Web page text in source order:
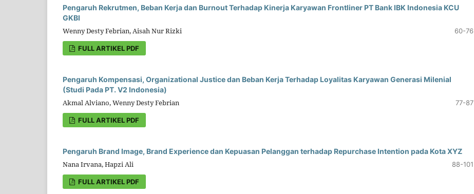
Pengaruh Rekrutmen, Beban Kerja dan Burnout Terhadap Kinerja Karyawan Frontliner PT Bank IBK Indonesia KCU
GKBI
Wenny Desty Febrian, Aisah Nur Rizki 60-76
FULL ARTIKEL PDF
Pengaruh Kompensasi, Organizational Justice dan Beban Kerja Terhadap Loyalitas Karyawan Generasi Milenial
(Studi Pada PT. V2 Indonesia)
Akmal Alviano, Wenny Desty Febrian 77-87
FULL ARTIKEL PDF
Pengaruh Brand Image, Brand Experience dan Kepuasan Pelanggan terhadap Repurchase Intention pada Kota XYZ
Nana Irvana, Hapzi Ali 88-101
FULL ARTIKEL PDF